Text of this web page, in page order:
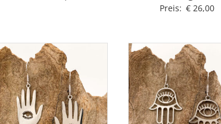
Preis: €26,00